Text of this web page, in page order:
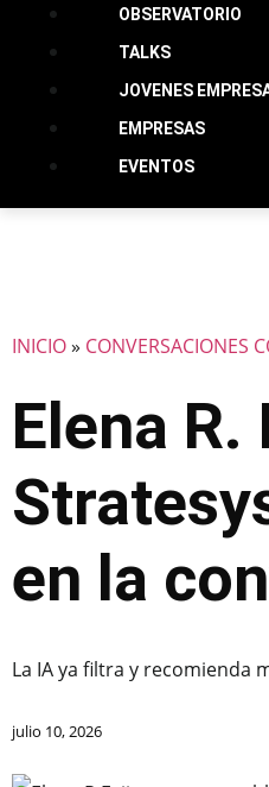
OBSERVATORIO
TALKS
JOVENES
EMPRESAS
EVENTOS
INICIO» CONVERSACIONES
Elena
en la
La IA ya filtra y recomienda
julio 10, 2026